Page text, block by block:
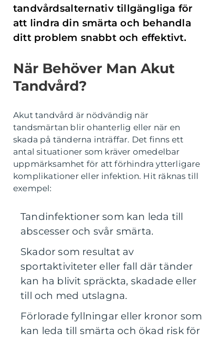
tandvårdsalternativ tillgängliga för
att lindra din smärta och behandla
ditt problem snabbt och effektivt.
När Behöver Man Akut
Tandvård?
Akut tandvård är nödvändig när
tandsmärtan blir ohanterlig eller när en
skada på tänderna inträffar. Det finns ett
antal situationer som kräver omedelbar
uppmärksamhet för att förhindra ytterligare
komplikationer eller infektion. Hit räknas till
exempel:
Tandinfektioner som kan leda till
abscesser och svår smärta.
Skador som resultat av
sportaktiviteter eller fall där tänder
kan ha blivit spräckta, skadade eller
till och med utslagna.
Förlorade fyllningar eller kronor som
kan leda till smärta och ökad risk för